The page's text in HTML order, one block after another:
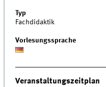
Typ
Fachdidaktik
Vorlesungssprache
Veranstaltungszeitplan